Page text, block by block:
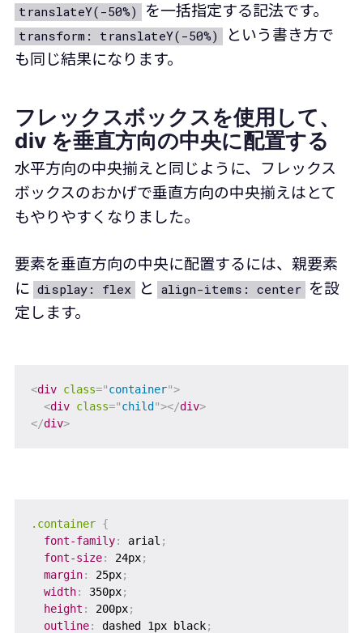
translateY(-50%) を一括指定する記法です。
transform: translateY(-50%)
という書き方で
も同じ結果になります。
フレックスボックスを使用して、
div を垂直方向の中央に配置する
水平方向の中央揃えと同じように、フレックス
ボックスのおかげで垂直方向の中央揃えはとて
もやりやすくなりました。
要素を垂直方向の中央に配置するには、親要素
に display: flex と align-items: center を設
定します。
<div class="container">
<div class="child "></div>
</div>
.container {
font-family: arial ;
font-size: 24px;
margin: 25px;
width: 350px;
height : 200px;
outline: dashed 1px black;